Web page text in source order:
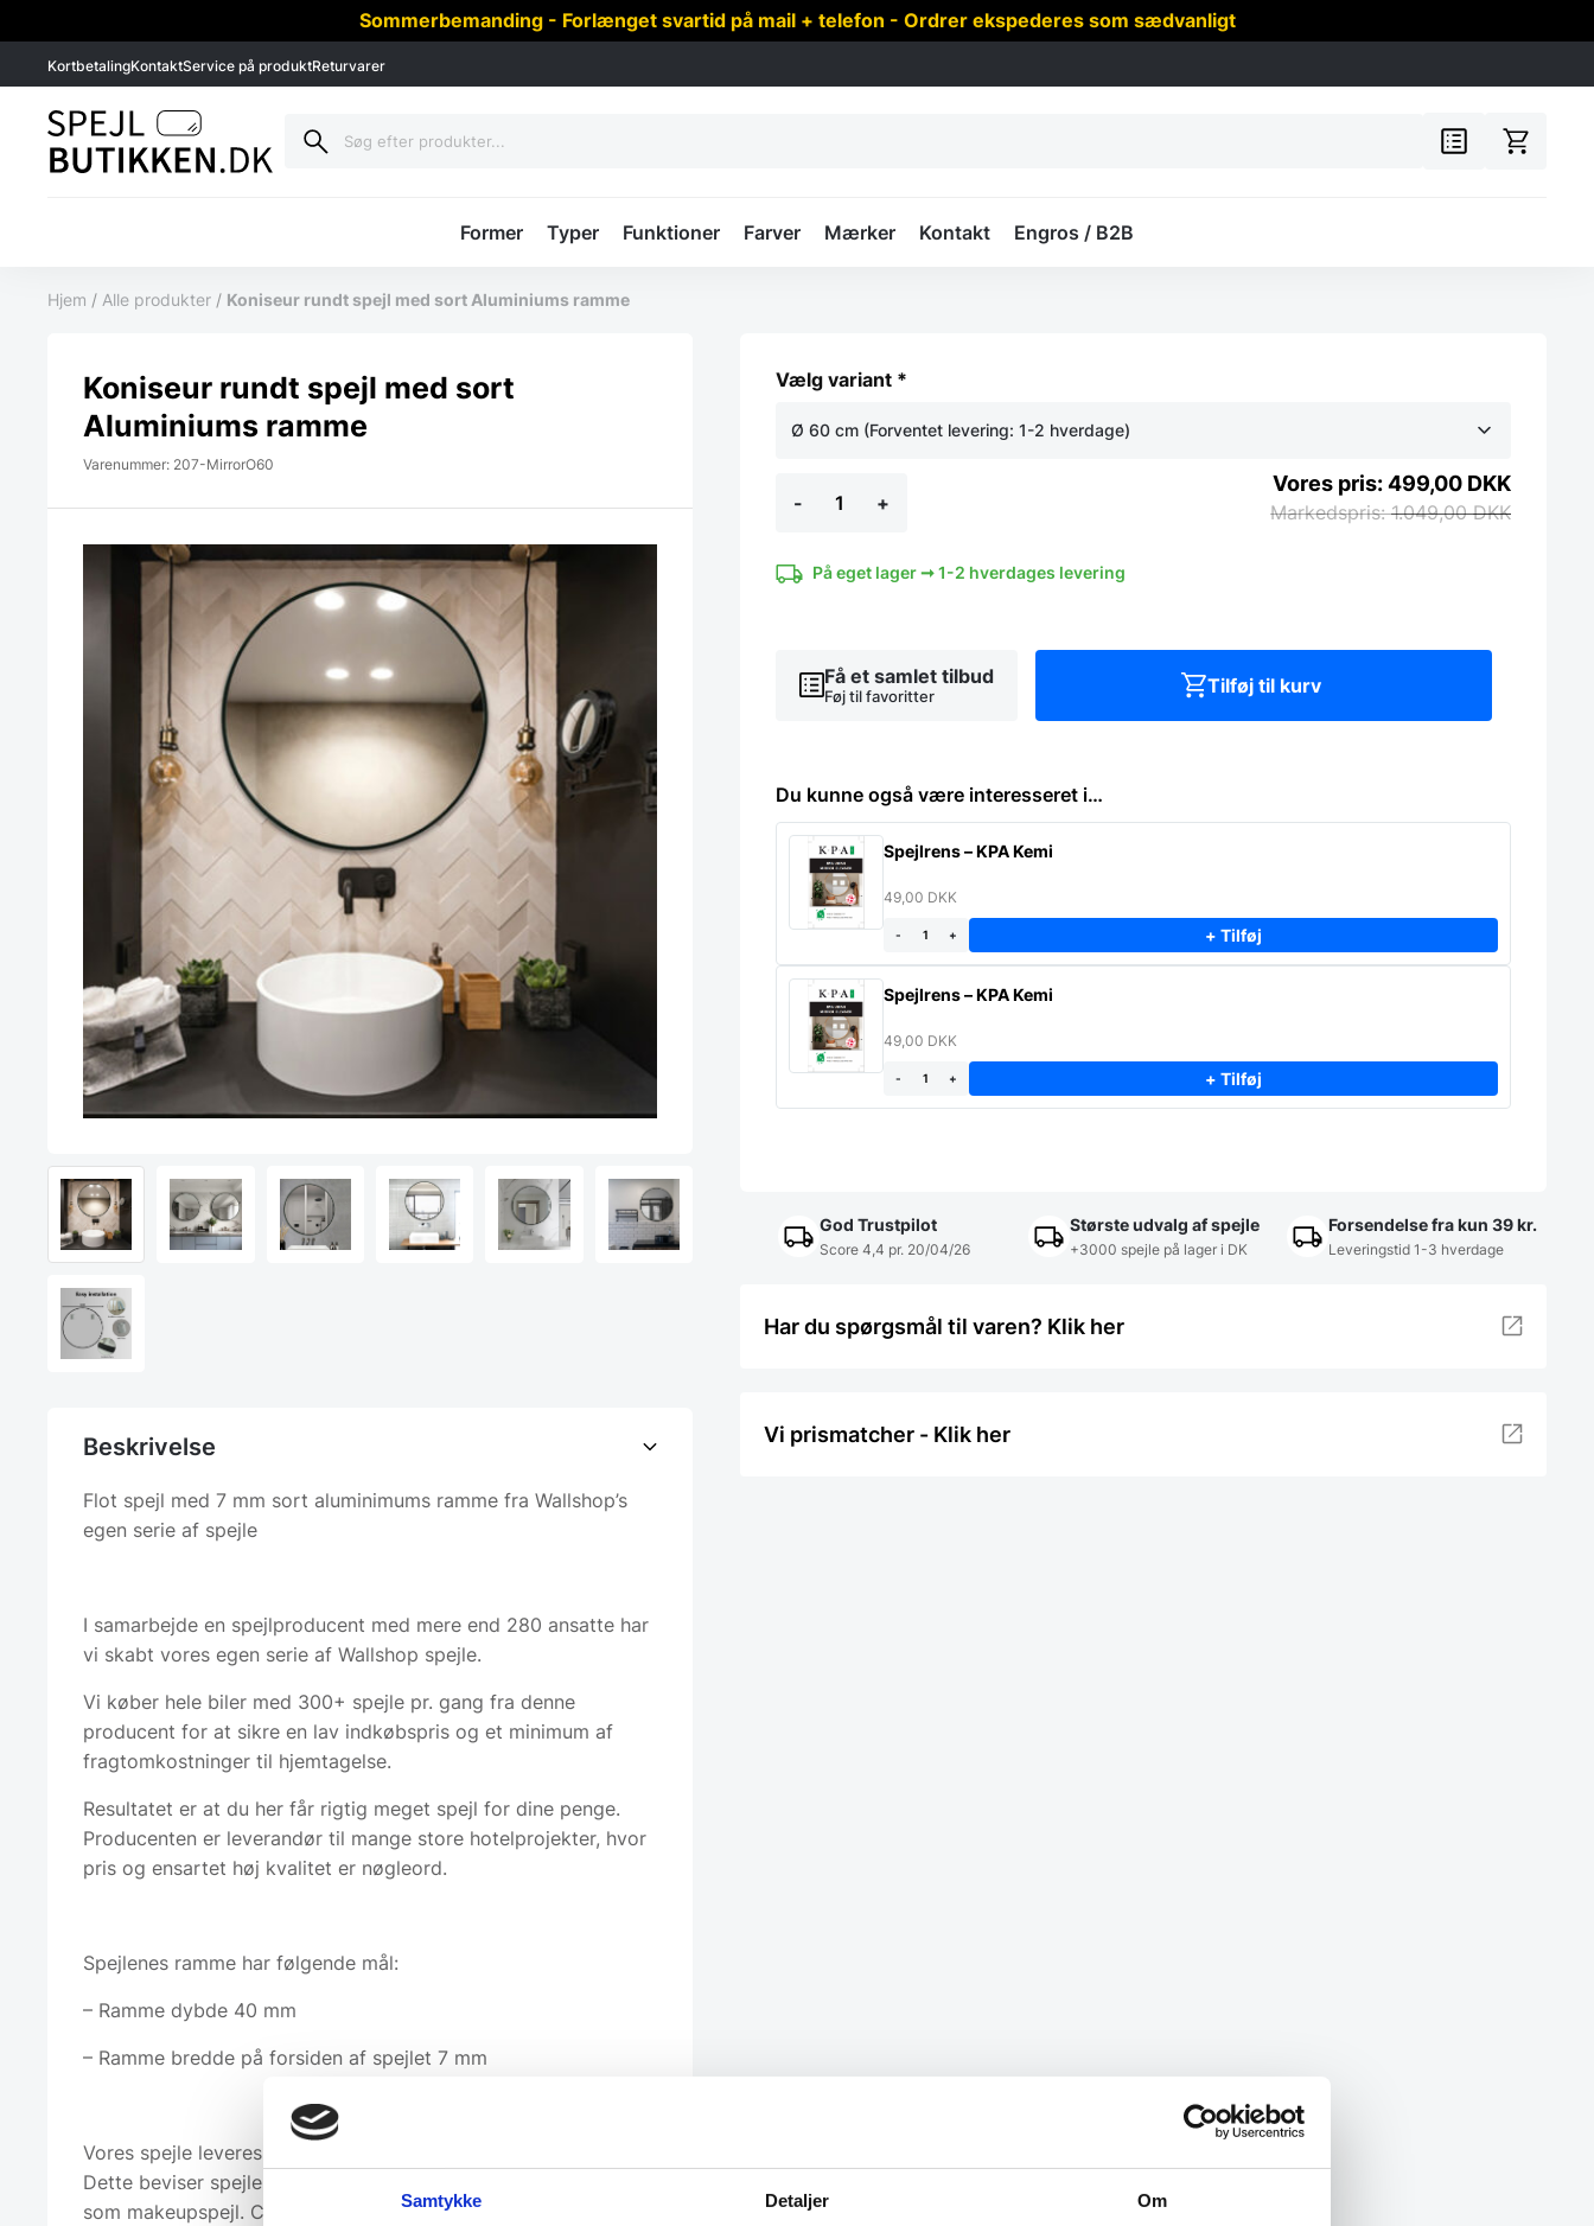
Samtykke Detaljer Om
Sommerbemanding - Forlænget svartid på mail + telefon - Ordrer ekspederes som sædvanligt
KortbetalingKontaktService på produktReturvarer
Former Typer Funktioner Farver Mærker Kontakt Engros / B2B
Hjem / Alle produkter / Koniseur rundt spejl med sort Aluminiums ramme
Koniseur rundt spejl med sort
Aluminiums ramme
Varenummer: 207-MirrorO60
Beskrivelse
Flot spejl med 7 mm sort aluminimums ramme fra Wallshop’s
egen serie af spejle
I samarbejde en spejlproducent med mere end 280 ansatte har
vi skabt vores egen serie af Wallshop spejle.
Vi køber hele biler med 300+ spejle pr. gang fra denne
producent for at sikre en lav indkøbspris og et minimum af
fragtomkostninger til hjemtagelse.
Resultatet er at du her får rigtig meget spejl for dine penge.
Producenten er leverandør til mange store hotelprojekter, hvor
pris og ensartet høj kvalitet er nøgleord.
Spejlenes ramme har følgende mål:
– Ramme dybde 40 mm
– Ramme bredde på forsiden af spejlet 7 mm
Vores spejle leveres desuden med en CRI index på over 80.
Dette beviser spejlenes kvalitet og gør dem særligt velegnet
som makeupspejl. CRI er et index der beskriver hvor godt
Vælg variant *
Ø 60 cm (Forventet levering: 1-2 hverdage)
-
rundt
sort
Aluminiums
+ 1.049,00DKK
499,00 DKK
På eget lager ➞ 1-2 hverdages levering
Få et samlet tilbud
Føj til favoritter Tilføj til kurv
Du kunne også være interesseret i…
Spejlrens – KPA Kemi
49,00 DKK
- + + Tilføj
Spejlrens – KPA Kemi
49,00 DKK
- + + Tilføj
God Trustpilot
Score 4,4 pr. 20/04/26
Største udvalg af spejle
+3000 spejle på lager i DK
Forsendelse fra kun 39 kr.
Leveringstid 1-3 hverdage
Har du spørgsmål til varen? Klik her
Vi prismatcher - Klik her